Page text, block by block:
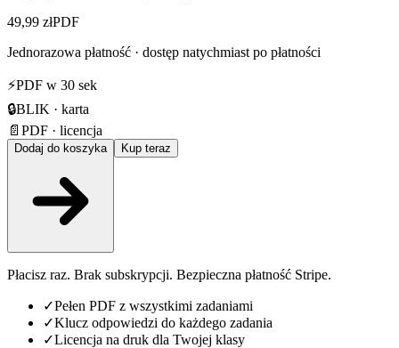
49,99 złPDF
Jednorazowa płatność · dostęp natychmiast po płatności
⚡PDF w 30 sek
🔒BLIK · karta
📄 PDF · licencja
Dodaj do koszyka Kup teraz
Płacisz raz. Brak subskrypcji. Bezpieczna płatność Stripe.
✓Pełen PDF z wszystkimi zadaniami
✓Klucz odpowiedzi do każdego zadania
✓Licencja na druk dla Twojej klasy